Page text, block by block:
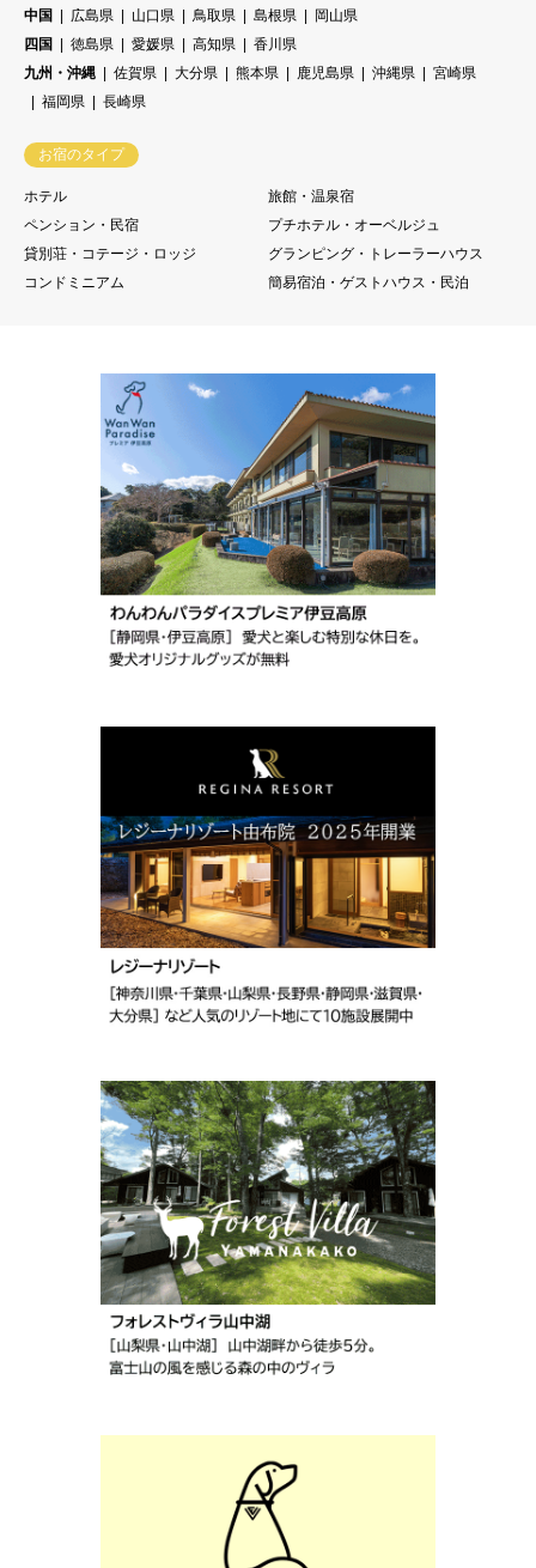
中国
広島県 山口県 鳥取県 島根県
岡山県
四国
徳島県 愛媛県 高知県
香川県
九州・沖縄
佐賀県 大分県 熊本県 鹿児島県 沖縄県
宮崎県
福岡県
長崎県
お宿のタイプ
ホテル
旅館・温泉宿
ペンション・民宿
プチホテル・オーベルジュ
貸別荘・コテージ・ロッジ
グランピング・トレーラーハウス
コンドミニアム
簡易宿泊・ゲストハウス・民泊